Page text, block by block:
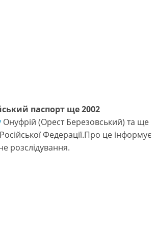
паспорт ще 2002
Онуфрій (Орест Березовський) та ще
Федерації.Про це інформує
розслідування.